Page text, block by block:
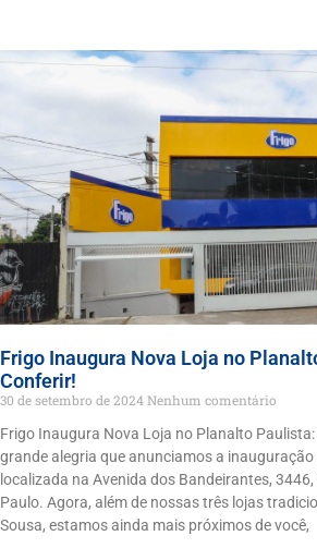
Frigo Inaugura Nova Loja no
Conferir!
30 de setembro de 2024Nenhum comentário
Frigo Inaugura Nova Loja no Planalto
grande alegria que anunciamos a inauguração
localizada na Avenida dos Bandeirantes,
Paulo. Agora, além de nossas três lojas
Sousa, estamos ainda mais próximos de você,